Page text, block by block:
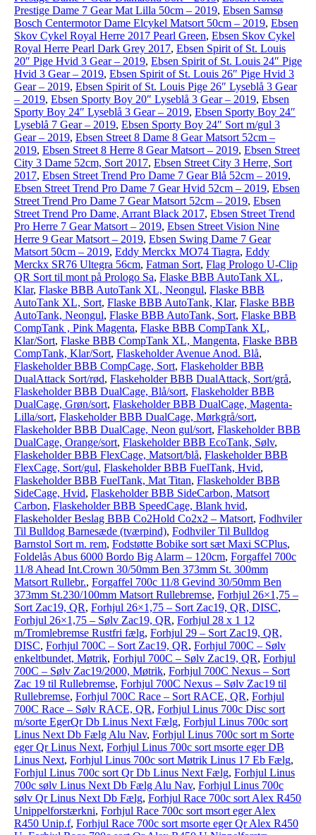
Prestige Dame 7 Gear Mat Lilla 50cm – 2019, Ebsen Samsø
Bosch Centermotor Dame Elcykel Matsort 50cm – 2019, Ebsen
Skov Cykel Royal Herre 2017 Pearl Green, Ebsen Skov Cykel
Royal Herre Pearl Dark Grey 2017, Ebsen Spirit of St. Louis
20″ Pige Hvid 3 Gear – 2019, Ebsen Spirit of St. Louis 24″ Pige
Hvid 3 Gear – 2019, Ebsen Spirit of St. Louis 26″ Pige Hvid 3
Gear – 2019, Ebsen Spirit of St. Louis Pige 26″ Lyseblå 3 Gear
– 2019, Ebsen Sporty Boy 20″ Lyseblå 3 Gear – 2019, Ebsen
Sporty Boy 24″ Lyseblå 3 Gear – 2019, Ebsen Sporty Boy 24″
Lyseblå 7 Gear – 2019, Ebsen Sporty Boy 24″ Sort m/gul 3
Gear – 2019, Ebsen Street 8 Dame 8 Gear Matsort 52cm –
2019, Ebsen Street 8 Herre 8 Gear Matsort – 2019, Ebsen Street
City 3 Dame 52cm, Sort 2017, Ebsen Street City 3 Herre, Sort
2017, Ebsen Street Trend Pro Dame 7 Gear Blå 52cm – 2019,
Ebsen Street Trend Pro Dame 7 Gear Hvid 52cm – 2019, Ebsen
Street Trend Pro Dame 7 Gear Matsort 52cm – 2019, Ebsen
Street Trend Pro Dame, Arrant Black 2017, Ebsen Street Trend
Pro Herre 7 Gear Matsort – 2019, Ebsen Street Vision Nine
Herre 9 Gear Matsort – 2019, Ebsen Swing Dame 7 Gear
Matsort 50cm – 2019, Eddy Merckx MO74 Tiagra, Eddy
Merckx SR76 Ultegra 56cm, Fatman Sort, Flag Prologo U-Clip
QR Sort til mont på Prologo Sa, Flaske BBB AutoTank XL,
Klar, Flaske BBB AutoTank XL, Neongul, Flaske BBB
AutoTank XL, Sort, Flaske BBB AutoTank, Klar, Flaske BBB
AutoTank, Neongul, Flaske BBB AutoTank, Sort, Flaske BBB
CompTank , Pink Magenta, Flaske BBB CompTank XL,
Klar/Sort, Flaske BBB CompTank XL, Mangenta, Flaske BBB
CompTank, Klar/Sort, Flaskeholder Avenue Anod. Blå,
Flaskeholder BBB CompCage, Sort, Flaskeholder BBB
DualAttack Sort/rød, Flaskeholder BBB DualAttack, Sort/grå,
Flaskeholder BBB DualCage, Blå/sort, Flaskeholder BBB
DualCage, Grøn/sort, Flaskeholder BBB DualCage, Magenta-
Lilla/sort, Flaskeholder BBB DualCage, Mørkgrå/sort,
Flaskeholder BBB DualCage, Neon gul/sort, Flaskeholder BBB
DualCage, Orange/sort, Flaskeholder BBB EcoTank, Sølv,
Flaskeholder BBB FlexCage, Matsort/blå, Flaskeholder BBB
FlexCage, Sort/gul, Flaskeholder BBB FuelTank, Hvid,
Flaskeholder BBB FuelTank, Mat Titan, Flaskeholder BBB
SideCage, Hvid, Flaskeholder BBB SideCarbon, Matsort
Carbon, Flaskeholder BBB SpeedCage, Blank hvid,
Flaskeholder Beslag BBB Co2Hold Co2x2 – Matsort, Fodhviler
Til Bulldog Barnesæde (tværpind), Fodhviler Til Bulldog
Barnstol Sort m. rem, Fodstøtte Bobike sort sæt Maxi SCPlus,
Foldelås Abus 6000 Bordo Big Alarm – 120cm, Forgaffel 700c
11/8 Ahead Int.Crown 30/50mm Ben 373mm St. 300mm
Matsort Rullebr., Forgaffel 700c 11/8 Gevind 30/50mm Ben
373mm St.230/100mm Matsort Rullebremse, Forhjul 26×1,75 –
Sort Zac19, QR, Forhjul 26×1,75 – Sort Zac19, QR, DISC,
Forhjul 26×1,75 – Sølv Zac19, QR, Forhjul 28 x 1 12
m/Tromlebremse Rustfri fælg, Forhjul 29 – Sort Zac19, QR,
DISC, Forhjul 700C – Sort Zac19, QR, Forhjul 700C – Sølv
enkeltbundet, Møtrik, Forhjul 700C – Sølv Zac19, QR, Forhjul
700C – Sølv Zac19/2000, Møtrik, Forhjul 700C Nexus – Sort
Zac 19 til Rullebremse, Forhjul 700C Nexus – Sølv Zac19 til
Rullebremse, Forhjul 700C Race – Sort RACE, QR, Forhjul
700C Race – Sølv RACE, QR, Forhjul Linus 700c Disc sort
m/sorte EgerQr Db Linus Next Fælg, Forhjul Linus 700c sort
Linus Next Db Fælg Alu Nav, Forhjul Linus 700c sort m Sorte
eger Qr Linus Next, Forhjul Linus 700c sort msorte eger DB
Linus Next, Forhjul Linus 700c sort Møtrik Linus 17 Eb Fælg,
Forhjul Linus 700c sort Qr Db Linus Next Fælg, Forhjul Linus
700c sølv Linus Next Db Fælg Alu Nav, Forhjul Linus 700c
sølv Qr Linus Next Db Fælg, Forhjul Race 700c sort Alex R450
Unippelforstærkni, Forhjul Race 700c sort msort eger Alex
R450 Unip.f, Forhjul Race 700c sort msorte eger Qr Alex R450